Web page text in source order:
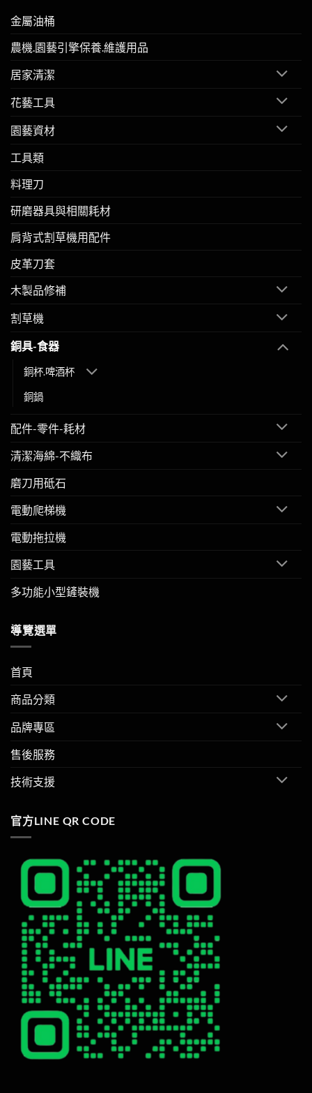
金屬油桶
農機.園藝引擎保養.維護用品
居家清潔
花藝工具
園藝資材
工具類
料理刀
研磨器具與相關耗材
肩背式割草機用配件
皮革刀套
木製品修補
割草機
銅具-食器
銅杯.啤酒杯
銅鍋
配件-零件-耗材
清潔海綿-不織布
磨刀用砥石
電動爬梯機
電動拖拉機
園藝工具
多功能小型鏟裝機
導覽選單
首頁
商品分類
品牌專區
售後服務
技術支援
官方LINE QR CODE